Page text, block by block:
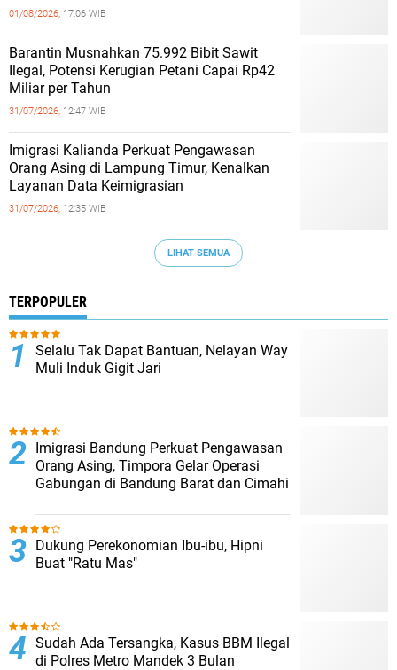
01/08/2026, 17:06 WIB
Barantin Musnahkan 75.992 Bibit Sawit
Ilegal, Potensi Kerugian Petani Capai Rp42
Miliar per Tahun
31/07/2026, 12:47 WIB
Imigrasi Kalianda Perkuat Pengawasan
Orang Asing di Lampung Timur, Kenalkan
Layanan Data Keimigrasian
31/07/2026, 12:35 WIB
LIHAT SEMUA
TERPOPULER
Selalu Tak Dapat Bantuan, Nelayan Way
Muli Induk Gigit Jari
Imigrasi Bandung Perkuat Pengawasan
Orang Asing, Timpora Gelar Operasi
Gabungan di Bandung Barat dan Cimahi
Dukung Perekonomian Ibu-ibu, Hipni
Buat "Ratu Mas"
Sudah Ada Tersangka, Kasus BBM Ilegal
di Polres Metro Mandek 3 Bulan